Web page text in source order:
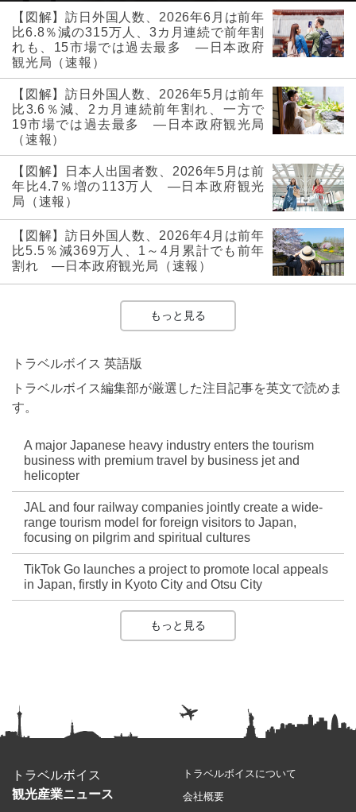
【図解】訪日外国人数、2026年6月は前年
比6.8％減の315万人、3カ月連続で前年割
れも、15市場では過去最多 ―日本政府
観光局（速報）
【図解】訪日外国人数、2026年5月は前年
比3.6％減、2カ月連続前年割れ、一方で
19市場では過去最多 ―日本政府観光局
（速報）
【図解】日本人出国者数、2026年5月は前
年比4.7％増の113万人 ―日本政府観光
局（速報）
【図解】訪日外国人数、2026年4月は前年
比5.5％減369万人、1～4月累計でも前年
割れ ―日本政府観光局（速報）
もっと見る
トラベルボイス 英語版
トラベルボイス編集部が厳選した注目記事を英文で読めま
す。
A major Japanese heavy industry enters the tourism
business with premium travel by business jet and
helicopter
JAL and four railway companies jointly create a wide-
range tourism model for foreign visitors to Japan,
focusing on pilgrim and spiritual cultures
TikTok Go launches a project to promote local appeals
in Japan, firstly in Kyoto City and Otsu City
もっと見る
トラベルボイス
観光産業ニュース
トラベルボイスについて
会社概要